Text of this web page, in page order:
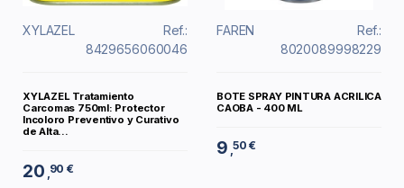
XYLAZEL
Ref.:
8429656060046
XYLAZEL Tratamiento
Carcomas 750ml: Protector
Incoloro Preventivo y Curativo
de Alta...
20 ,90 €
FAREN
Ref.:
8020089998229
BOTE SPRAY PINTURA ACRILICA
CAOBA - 400 ML
9 ,50 €